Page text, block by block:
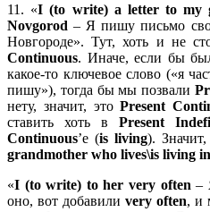
11. «I (to write) a letter to my
Novgorod – Я пишу письмо
Новгороде». Тут, хоть и не
Continuous. Иначе, если бы
какое-то ключевое слово («я
пишу»), тогда бы мы позвали
нету, значит, этоPresent
ставить хоть в Present
Continuous’е (is living).
grandmother who lives\is living
«I (to write) to her very often –
оно, вот добавили very often, и